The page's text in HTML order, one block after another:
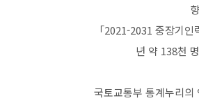
「2021-2031 중장기
년 약 138천
국토교통부 통계누리